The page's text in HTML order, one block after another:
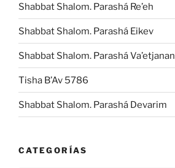
Shabbat Shalom. Parashá Re’eh
Shabbat Shalom. Parashá Eikev
Shabbat Shalom. Parashá Va’etjanan
Tisha B’Av 5786
Shabbat Shalom. Parashá Devarim
CATEGORÍAS